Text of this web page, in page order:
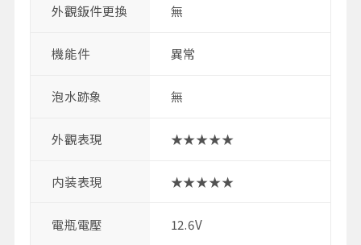
外觀鈑件更換 無
機能件 異常
泡水跡象 無
外觀表現 ★★★★★
内装表現 ★★★★★
電瓶電壓 12.6V